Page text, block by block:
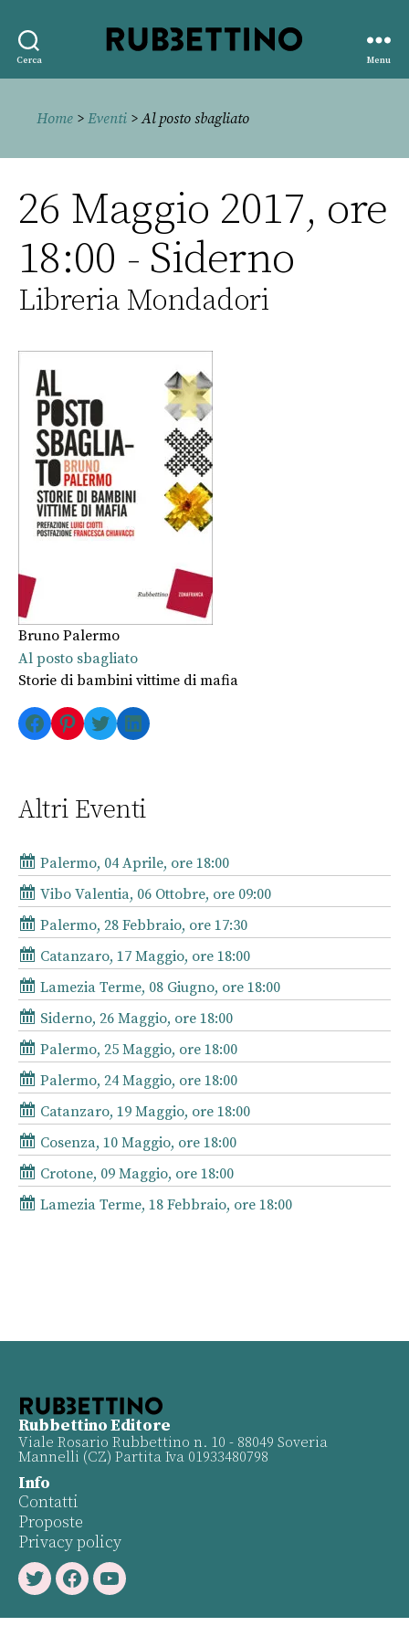
Cerca
editore
Menu
Home > Eventi > Al posto sbagliato
26 Maggio 2017, ore
18:00 - Siderno
Libreria Mondadori
Bruno Palermo
Al posto sbagliato
Storie di bambini vittime di mafia
Facebook
Pinterest
TwitterLinkedIn
Altri Eventi
Palermo, 04 Aprile, ore 18:00
Vibo Valentia, 06 Ottobre, ore 09:00
Palermo, 28 Febbraio, ore 17:30
Catanzaro, 17 Maggio, ore 18:00
Lamezia Terme, 08 Giugno, ore 18:00
Siderno, 26 Maggio, ore 18:00
Palermo, 25 Maggio, ore 18:00
Palermo, 24 Maggio, ore 18:00
Catanzaro, 19 Maggio, ore 18:00
Cosenza, 10 Maggio, ore 18:00
Crotone, 09 Maggio, ore 18:00
Lamezia Terme, 18 Febbraio, ore 18:00
Rubbettino Editore
Viale Rosario Rubbettino n. 10 - 88049 Soveria
Mannelli (CZ) Partita Iva 01933480798
Info
Contatti
Proposte
Privacy policy
TwitterFacebookYoutube